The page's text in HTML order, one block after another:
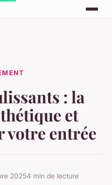
: la
et
votre entrée
20254 min de lecture